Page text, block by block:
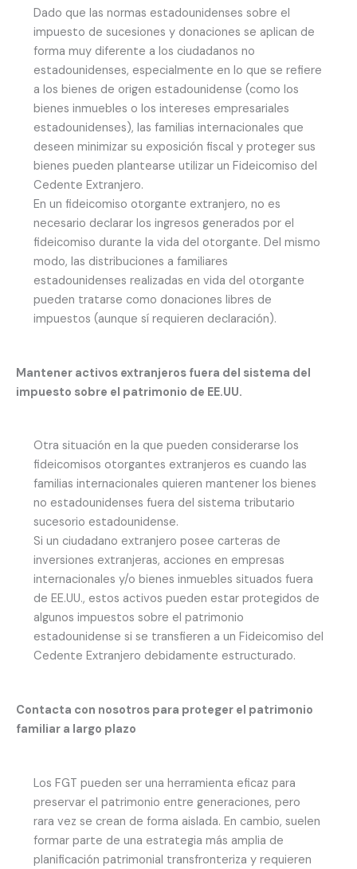
Dado que las normas estadounidenses sobre el
impuesto de sucesiones y donaciones se aplican de
forma muy diferente a los ciudadanos no
estadounidenses, especialmente en lo que se refiere
a los bienes de origen estadounidense (como los
bienes inmuebles o los intereses empresariales
estadounidenses), las familias internacionales que
deseen minimizar su exposición fiscal y proteger sus
bienes pueden plantearse utilizar un Fideicomiso del
Cedente Extranjero.
En un fideicomiso otorgante extranjero, no es
necesario declarar los ingresos generados por el
fideicomiso durante la vida del otorgante. Del mismo
modo, las distribuciones a familiares
estadounidenses realizadas en vida del otorgante
pueden tratarse como donaciones libres de
impuestos (aunque sí requieren declaración).
Mantener activos extranjeros fuera del sistema del
impuesto sobre el patrimonio de EE.UU.
Otra situación en la que pueden considerarse los
fideicomisos otorgantes extranjeros es cuando las
familias internacionales quieren mantener los bienes
no estadounidenses fuera del sistema tributario
sucesorio estadounidense.
Si un ciudadano extranjero posee carteras de
inversiones extranjeras, acciones en empresas
internacionales y/o bienes inmuebles situados fuera
de EE.UU., estos activos pueden estar protegidos de
algunos impuestos sobre el patrimonio
estadounidense si se transfieren a un Fideicomiso del
Cedente Extranjero debidamente estructurado.
Contacta con nosotros para proteger el patrimonio
familiar a largo plazo
Los FGT pueden ser una herramienta eficaz para
preservar el patrimonio entre generaciones, pero
rara vez se crean de forma aislada. En cambio, suelen
formar parte de una estrategia más amplia de
planificación patrimonial transfronteriza y requieren